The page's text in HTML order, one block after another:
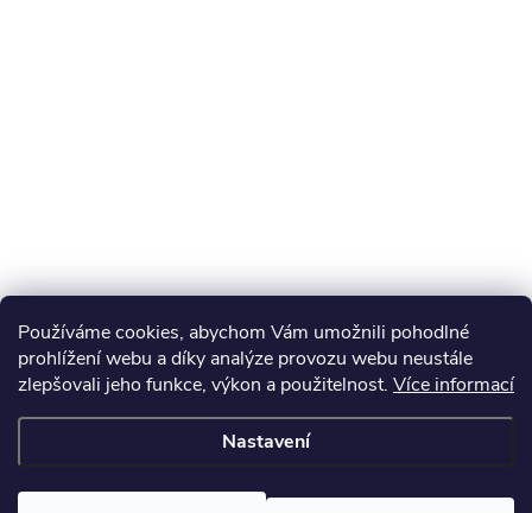
Používáme cookies, abychom Vám umožnili pohodlné
prohlížení webu a díky analýze provozu webu neustále
zlepšovali jeho funkce, výkon a použitelnost. Více informací
Nastavení